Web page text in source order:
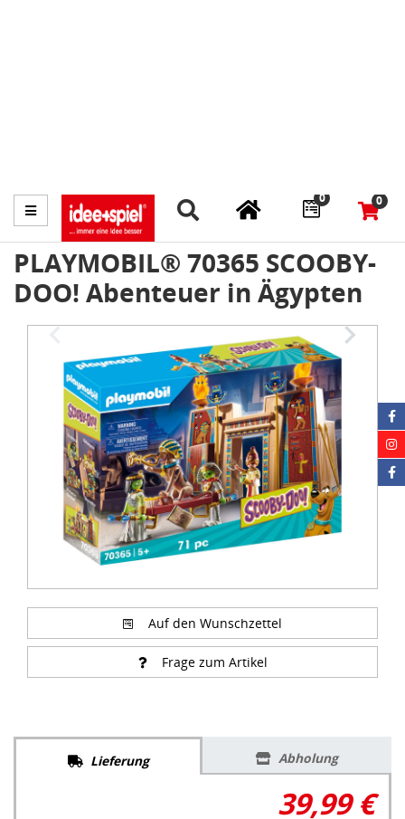
PLAYMOBIL® 70365 SCOOBY-
DOO! Abenteuer in Ägypten
Auf den Wunschzettel
Frage zum Artikel
Lieferung Abholung
39,99 €